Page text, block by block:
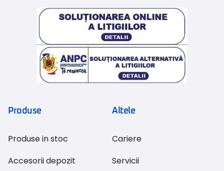
Produse
Produse in stoc
Accesorii depozit
Altele
Cariere
Servicii